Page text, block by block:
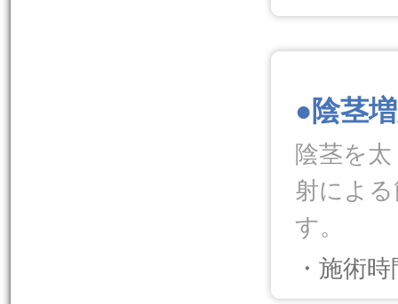
●陰茎
陰茎を
射によ
す。
・施術